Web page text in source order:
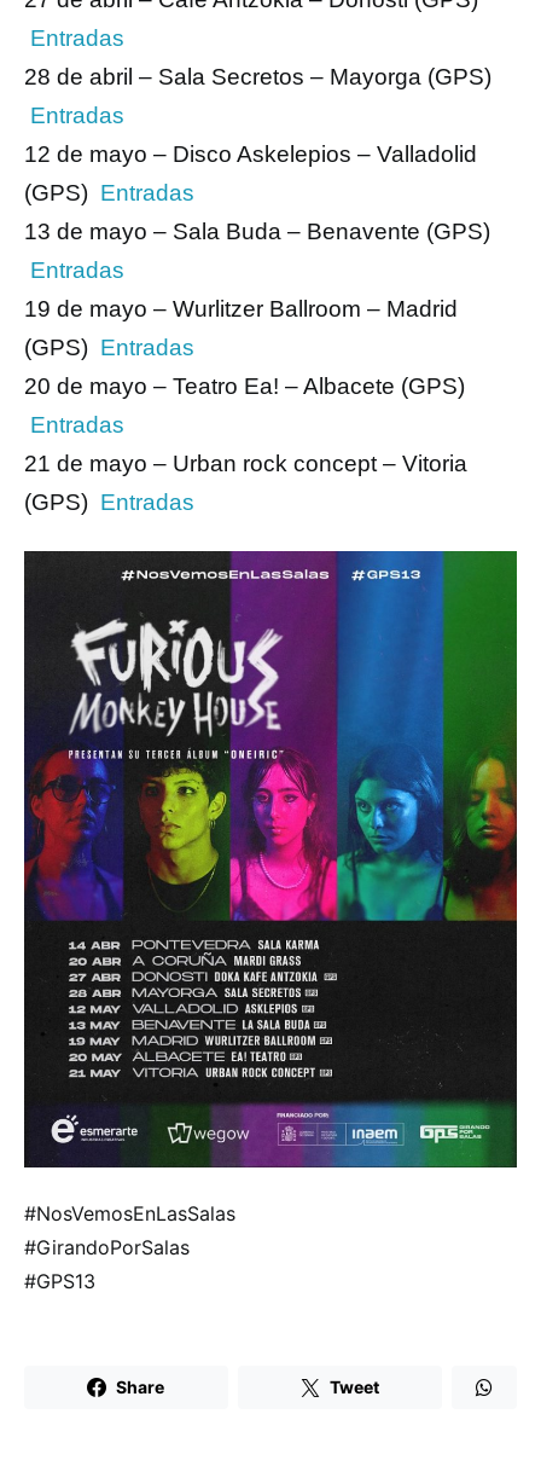
Entradas
28 de abril – Sala Secretos – Mayorga (GPS)
Entradas
12 de mayo – Disco Askelepios – Valladolid
(GPS) Entradas
13 de mayo – Sala Buda – Benavente (GPS)
Entradas
19 de mayo – Wurlitzer Ballroom – Madrid
(GPS) Entradas
20 de mayo – Teatro Ea! – Albacete (GPS)
Entradas
21 de mayo – Urban rock concept – Vitoria
(GPS) Entradas
#NosVemosEnLasSalas
#GirandoPorSalas
#GPS13
Share Tweet